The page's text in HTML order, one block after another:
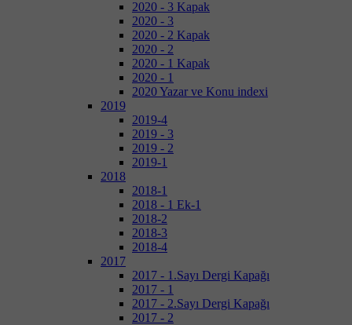
2020 - 3 Kapak
2020 - 3
2020 - 2 Kapak
2020 - 2
2020 - 1 Kapak
2020 - 1
2020 Yazar ve Konu indexi
2019
2019-4
2019 - 3
2019 - 2
2019-1
2018
2018-1
2018 - 1 Ek-1
2018-2
2018-3
2018-4
2017
2017 - 1.Sayı Dergi Kapağı
2017 - 1
2017 - 2.Sayı Dergi Kapağı
2017 - 2